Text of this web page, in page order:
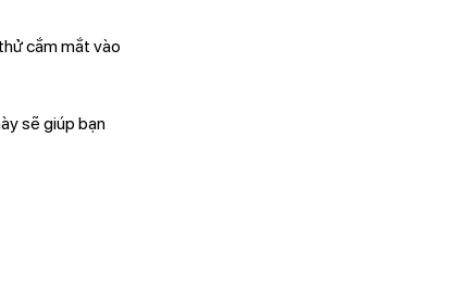
cắm mắt vào
sẽ giúp bạn